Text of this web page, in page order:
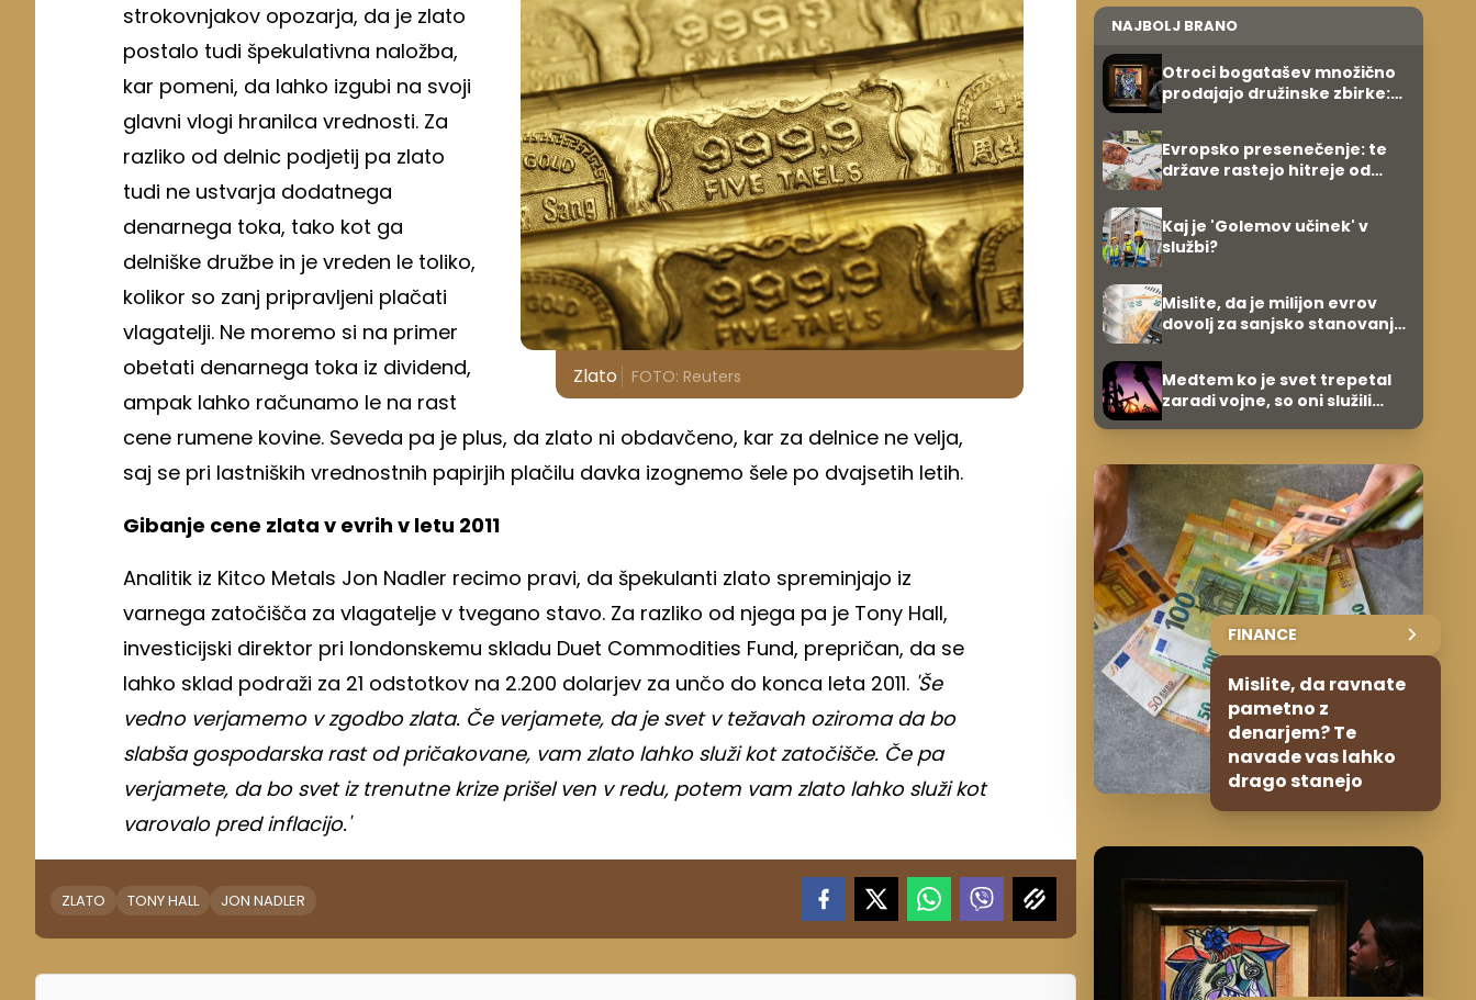
Zlato FOTO: Reuters
strokovnjakov opozarja, da je zlato
postalo tudi špekulativna naložba,
kar pomeni, da lahko izgubi na svoji
glavni vlogi hranilca vrednosti. Za
razliko od delnic podjetij pa zlato
tudi ne ustvarja dodatnega
denarnega toka, tako kot ga
delniške družbe in je vreden le toliko,
kolikor so zanj pripravljeni plačati
vlagatelji. Ne moremo si na primer
obetati denarnega toka iz dividend,
ampak lahko računamo le na rast
cene rumene kovine. Seveda pa je plus, da zlato ni obdavčeno, kar za delnice ne velja,
saj se pri lastniških vrednostnih papirjih plačilu davka izognemo šele po dvajsetih letih.
Gibanje cene zlata v evrih v letu 2011
Analitik iz Kitco Metals Jon Nadler recimo pravi, da špekulanti zlato spreminjajo iz
varnega zatočišča za vlagatelje v tvegano stavo. Za razliko od njega pa je Tony Hall,
investicijski direktor pri londonskemu skladu Duet Commodities Fund, prepričan, da se
lahko sklad podraži za 21 odstotkov na 2.200 dolarjev za unčo do konca leta 2011. 'Še
vedno verjamemo v zgodbo zlata. Če verjamete, da je svet v težavah oziroma da bo
slabša gospodarska rast od pričakovane, vam zlato lahko služi kot zatočišče. Če pa
verjamete, da bo svet iz trenutne krize prišel ven v redu, potem vam zlato lahko služi kot
varovalo pred inflacijo.'
ZLATO TONY HALL JON NADLER
NAJBOLJ BRANO
Otroci bogatašev množično
prodajajo družinske zbirke:
Evropsko presenečenje: te
države rastejo hitreje od
Kaj je 'Golemov učinek' v
službi?
Mislite, da je milijon evrov
dovolj za sanjsko stanovanje?
Medtem ko je svet trepetal
zaradi vojne, so oni služili
FINANCE
Mislite, da ravnate
pametno z
denarjem? Te
navade vas lahko
drago stanejo